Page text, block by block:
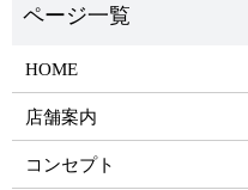
HOME
店舗案内
コンセプト